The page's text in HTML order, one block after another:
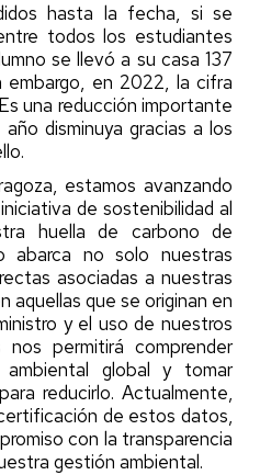
hasta la fecha, si se
todos los estudiantes
se llevó a su casa 137
en 2022, la cifra
una reducción importante
disminuya gracias a los
estamos avanzando
de sostenibilidad al
huella de carbono de
abarca no solo nuestras
asociadas a nuestras
aquellas que se originan en
y el uso de nuestros
permitirá comprender
global y tomar
reducirlo. Actualmente,
de estos datos,
con la transparencia
gestión ambiental.